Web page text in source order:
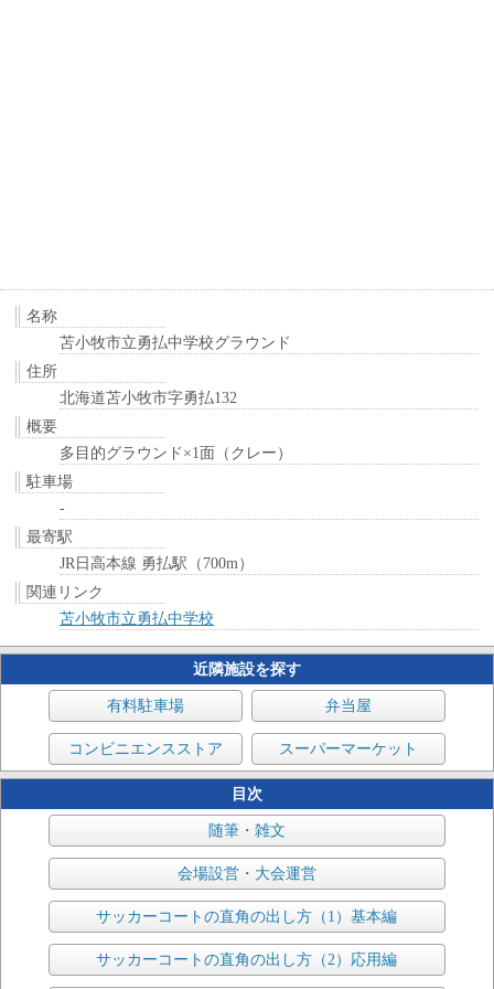
名称
苫小牧市立勇払中学校グラウンド
住所
北海道苫小牧市字勇払132
概要
多目的グラウンド×1面（クレー）
駐車場
-
最寄駅
JR日高本線 勇払駅（700m）
関連リンク
苫小牧市立勇払中学校
近隣施設を探す
有料駐車場 弁当屋
コンビニエンスストア スーパーマーケット
目次
随筆・雑文
会場設営・大会運営
サッカーコートの直角の出し方（1）基本編
サッカーコートの直角の出し方（2）応用編